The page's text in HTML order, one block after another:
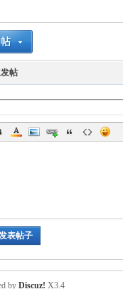
帖
发表帖子
by Discuz! X3.4